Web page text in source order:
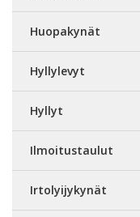
Huopakynät
Hyllylevyt
Hyllyt
Ilmoitustaulut
Irtolyijykynät